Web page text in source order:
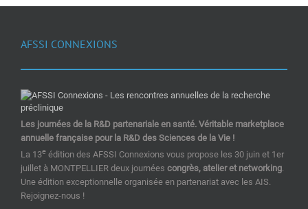
AFSSI CONNEXIONS
Les journées de la R&D partenariale en santé. Véritable marketplace
annuelle française pour la R&D des Sciences de la Vie !
La 13e édition des AFSSI Connexions vous propose les 30 juin et 1er
juillet à MONTPELLIER deux journées congrès, atelier et networking.
Une édition exceptionnelle organisée en partenariat avec les AIS.
Rejoignez-nous !